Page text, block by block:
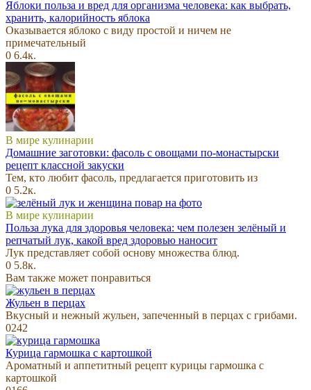
Яблоки польза и вред для организма человека: как выбрать,
хранить, калорийность яблока
Оказывается яблоко с виду простой и ничем не
примечательный
0 6.4к.
В мире кулинарии
Домашние заготовки: фасоль с овощами по-монастырски
рецепт классной закуски
Тем, кто любит фасоль, предлагается приготовить из
0 5.2к.
В мире кулинарии
Польза лука для здоровья человека: чем полезен зелёный и
репчатый лук, какой вред здоровью наносит
Лук представляет собой основу множества блюд.
0 5.8к.
Вам также может понравиться
Жульен в перцах
Вкусный и нежный жульен, запеченный в перцах с грибами.
0242
Курица гармошка с картошкой
Ароматный и аппетитный рецепт курицы гармошка с
картошкой